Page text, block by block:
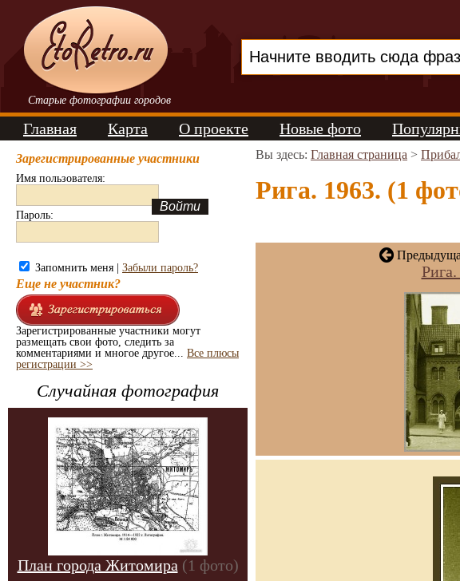
Старые фотографии городов
Главная Карта О проекте Новые фото
Зарегистрированные участники
Имя пользователя:
Пароль:
Запомнить меня | Забыли пароль?
Еще не участник?
Зарегистрированные участники могут
размещать свои фото, следить за
комментариями и многое другое... Все плюсы
регистрации >>
Случайная фотография
План города Житомира (1 фото)
Вы здесь: Главная страница >
Рига. 1963. (1